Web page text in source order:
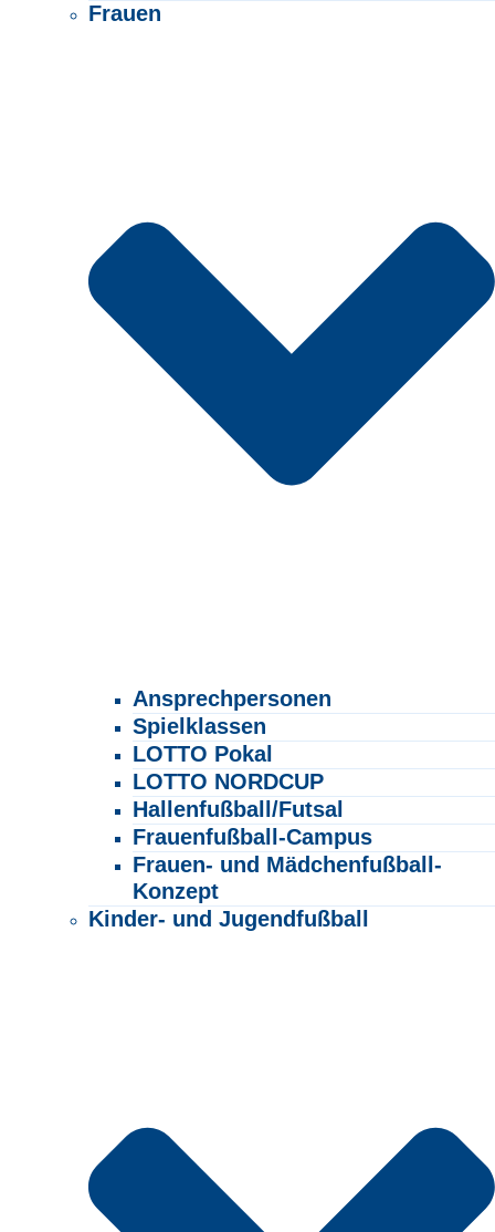
Frauen
Ansprechpersonen
Spielklassen
LOTTO Pokal
LOTTO NORDCUP
Hallenfußball/Futsal
Frauenfußball-Campus
Frauen- und Mädchenfußball-
Konzept
Kinder- und Jugendfußball